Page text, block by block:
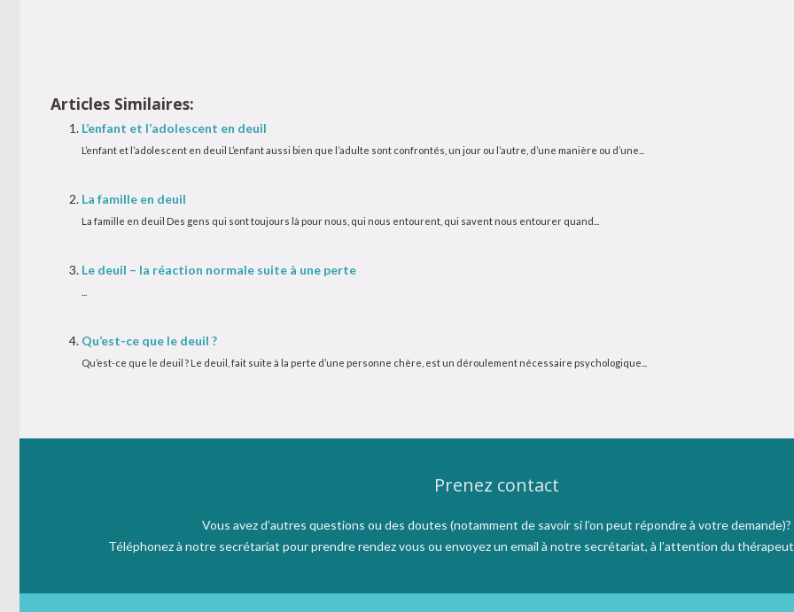
Articles Similaires:
L’enfant et l’adolescent en deuil
L’enfant et l’adolescent en deuil L’enfant aussi bien que l’adulte sont confrontés, un jour ou l’autre, d’une manière ou d’une...
La famille en deuil
La famille en deuil Des gens qui sont toujours là pour nous, qui nous entourent, qui savent nous entourer quand...
Le deuil – la réaction normale suite à une perte
Qu’est-ce que le deuil ?
Qu’est-ce que le deuil ? Le deuil, fait suite à la perte d’une personne chère, est un déroulement nécessaire psychologique...
Prenez contact
Vous avez d’autres questions ou des doutes (notamment de savoir si l’on peut répondre à votre demande)?
Téléphonez à notre secrétariat pour prendre rendez vous ou envoyez un email à notre secrétariat, à l’attention du